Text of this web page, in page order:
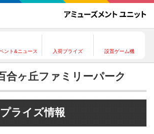
ント&ニュース 入荷プライズ 設置ゲーム機
合ヶ丘ファミリーパーク
ライズ情報